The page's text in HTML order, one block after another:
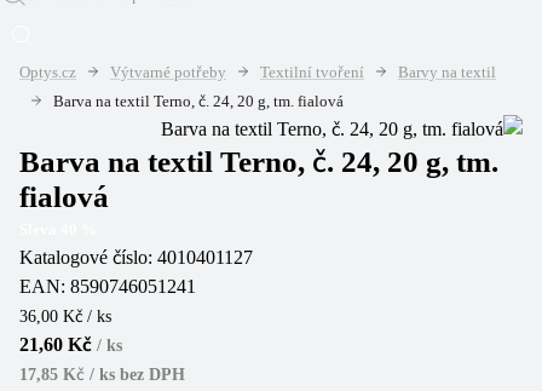
Optys.cz Výtvarné potřeby Textilní tvoření
Barvy na textil
Barva na textil Terno, č. 24, 20 g, tm. fialová
Barva na textil Terno, č. 24, 20 g, tm.
fialová
Katalogové číslo: 4010401127
EAN: 8590746051241
36,00 Kč / ks
21,60 Kč / ks
17,85 Kč / ks bez DPH